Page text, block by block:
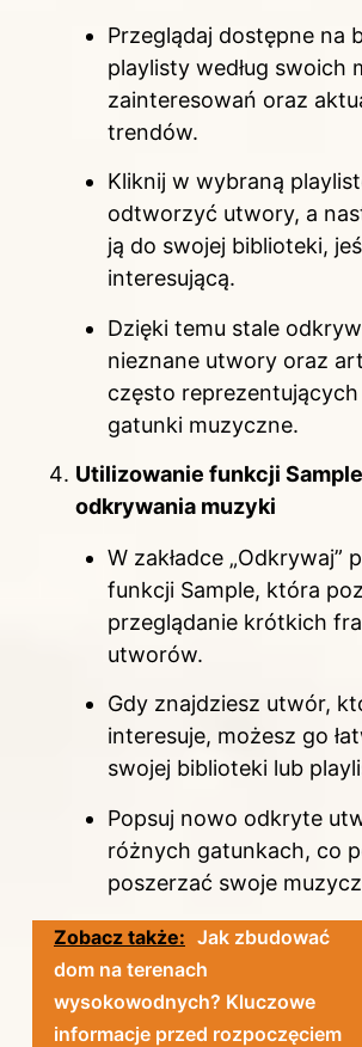
Przeglądaj dostępne na
playlisty według swoich
zainteresowań oraz
trendów.
Kliknij w wybraną
odtworzyć utwory, a
ją do swojej biblioteki,
interesującą.
Dzięki temu stale
nieznane utwory oraz
często
gatunki muzyczne.
Utilizowanie funkcji
odkrywania muzyki
W zakładce „Odkrywaj”
funkcji Sample, która
przeglądanie krótkich
utworów.
Gdy znajdziesz utwór,
interesuje, możesz go
swojej biblioteki lub
Popsuj nowo odkryte
różnych gatunkach, co
poszerzać swoje
Zobacz także: Jak zbudować
dom na terenach
wysokowodnych? Kluczowe
informacje przed rozpoczęciem